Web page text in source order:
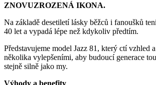
ZNOVUZROZENÁ IKONA.
Na základě desetiletí lásky běžců i fanoušků
40 let a vypadá lépe než kdykoliv předtím.
Představujeme model Jazz 81, který ctí vzhled
několika vylepšeními, aby budoucí generace
stejně silně jako my.
Výhody a benefity